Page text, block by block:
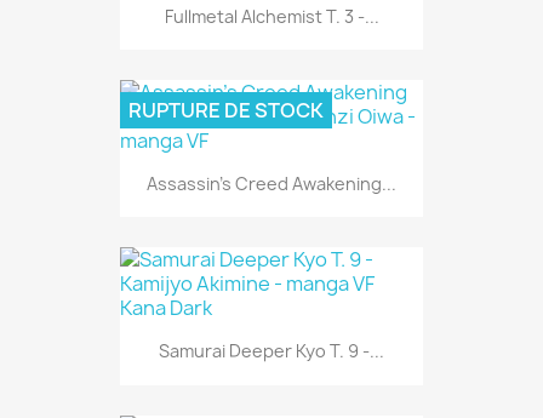
Fullmetal Alchemist T. 3 -...
Assassin's Creed Awakening...
RUPTURE DE STOCK
Samurai Deeper Kyo T. 9 -...